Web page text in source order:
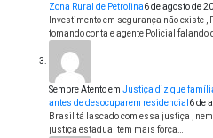
Zona Rural de Petrolina6 de agosto de
Investimento em segurança não existe
tomando conta e agente Policial falando
Sempre Atentoem Justiça diz que
antes de desocuparem residencial 6 de
Brasil tá lascado com essa justiça ,
justiça estadual tem mais força…